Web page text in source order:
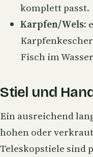
komplett passt.
Karpfen/Wels:
Fisch im
Stiel und
Ein ausreichend
hohen oder
Teleskopstiele sind